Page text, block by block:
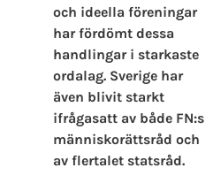
och ideella föreningar
har fördömt dessa
handlingar i starkaste
ordalag. Sverige har
även blivit starkt
ifrågasatt av både FN:s
människorättsråd och
av flertalet statsråd.